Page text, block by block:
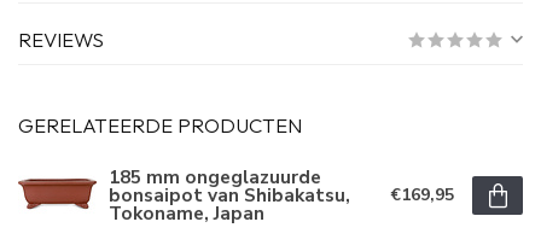
REVIEWS
GERELATEERDE PRODUCTEN
185 mm ongeglazuurde
bonsaipot van Shibakatsu,
Tokoname, Japan
€169,95